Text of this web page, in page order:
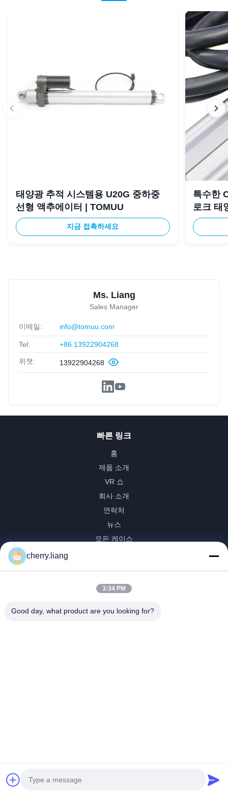
태양광 추적 시스템용 U20G 중하중
선형 액추에이터 | TOMUU
지금 접촉하세요
특수한
로크 태
Ms. Liang
Sales Manager
이메일: info@tomuu.com
Tel: +86 13922904268
위챗: 13922904268
빠른 링크
홈
제품 소개
VR 쇼
회사 소개
연락처
뉴스
모든 케이스
86-0769-81818175
info@tomuu.com
cherry.liang
3:34 PM
Good day, what product are you looking for?